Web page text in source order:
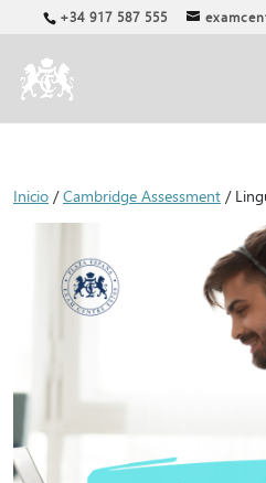
+34 917 587 555
Inicio /Cambridge Assessment /